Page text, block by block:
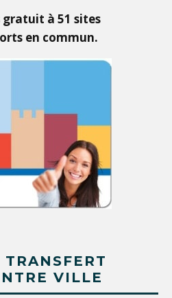
gratuit à 51 sites
en commun.
VILLE